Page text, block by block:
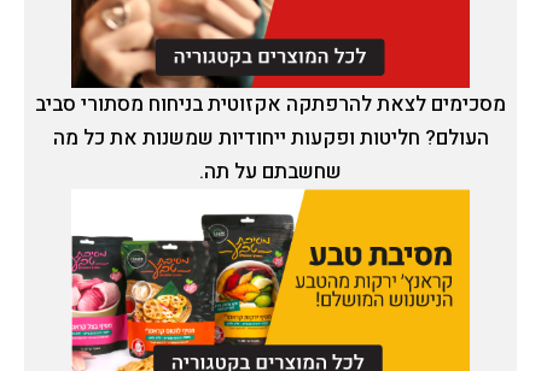
מסכימים לצאת להרפתקה אקזוטית בניחוח מסתורי סביב
העולם? חליטות ופקעות ייחודיות שמשנות את כל מה
שחשבתם על תה.